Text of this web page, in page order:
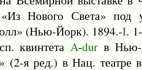
Нового Света» под
(Нью-Йорк). 1894.-I.
квинтетаA-dur в
(2-я ред.) в Нац. театре